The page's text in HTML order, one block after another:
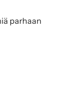
parhaan